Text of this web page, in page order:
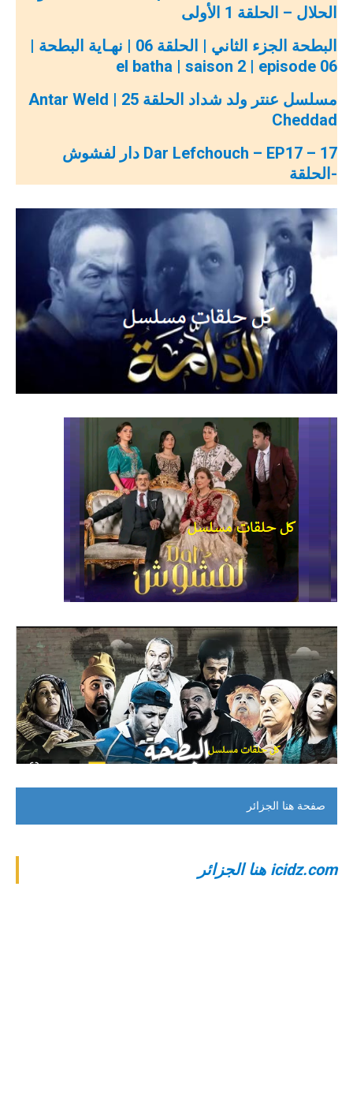
الحلال – الحلقة 1 الأولى
البطحة الجزء الثاني | الحلقة 06 | نهـاية البطحة |
06 el batha | saison 2 | episode
مسلسل عنتر ولد شداد الحلقة 25 | Antar Weld
Cheddad
Dar Lefchouch – EP17 – 17 دار لفشوش
-الحلقة
صفحة هنا الجزائر
‎icidz.com هنا الجزائر‎